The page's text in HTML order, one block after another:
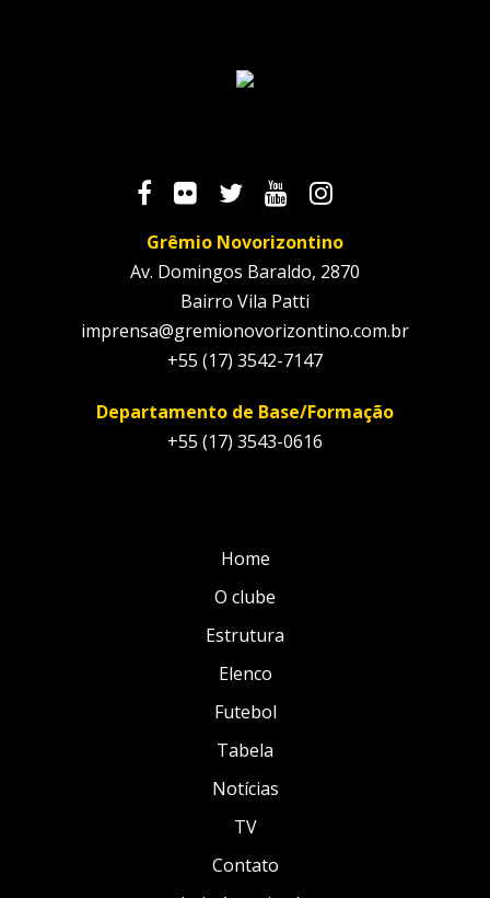
Grêmio Novorizontino
Av. Domingos Baraldo, 2870
Bairro Vila Patti
imprensa@gremionovorizontino.com.br
+55 (17) 3542-7147
Departamento de Base/Formação
+55 (17) 3543-0616
Home
O clube
Estrutura
Elenco
Futebol
Tabela
Notícias
TV
Contato